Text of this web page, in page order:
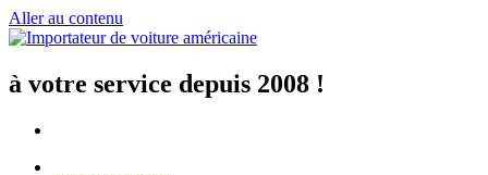
Aller au contenu
à votre service depuis 2008 !